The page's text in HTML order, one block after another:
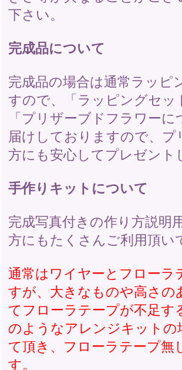
下さい。
完成品について
完成品の場合は通常ラッピ
すので、「ラッピングセッ
「プリザーブドフラワー
届けしておりますので、
方にも安心してプレゼント
手作りキットについて
完成写真付きの作り方説明
方にもたくさんご利用頂い
通常はワイヤーとフローラ
すが、大きなものや高さ
てフローラテープが不足
のようなアレンジキット
て頂き、フローラテープ
す。